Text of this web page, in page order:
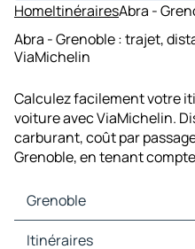
HomeItinérairesAbra -
Abra - Grenoble : trajet,
ViaMichelin
Calculez facilement votre
voiture avec ViaMichelin.
carburant, coût par
Grenoble, en tenant
Grenoble
Grenoble Cartes et plans
Itinéraires